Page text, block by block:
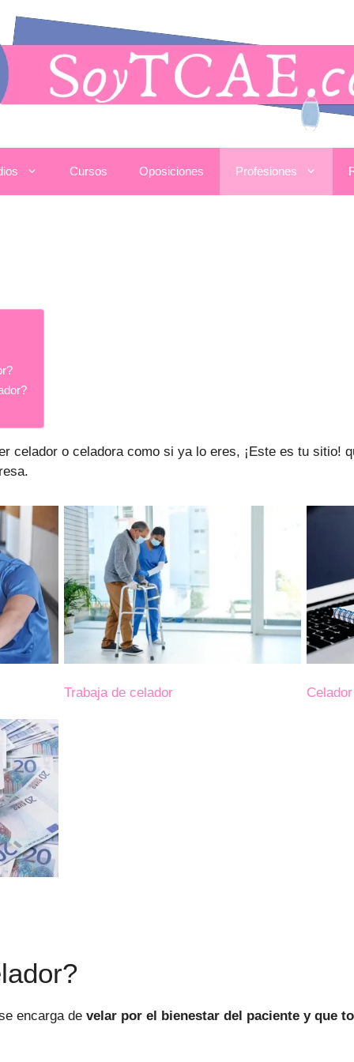
Cursos Oposiciones Profesiones
celador o celadora como si ya lo eres, ¡Este es tu sitio!
Trabaja de celador
encarga de velar por el bienestar del paciente y que